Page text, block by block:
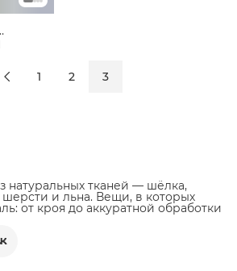
1 2 3
натуральных тканей — шёлка,
и льна. Вещи, в которых
от кроя до аккуратной обработки